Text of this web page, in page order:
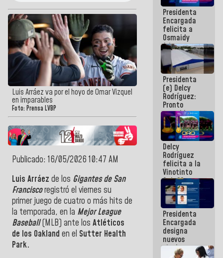
Luis Arráez va por el hoyo de Omar Vizquel
en imparables
Foto: Prensa LVBP
Publicado: 16/05/2026 10:47 AM
Luis Arráez de los Gigantes de San
Franciscoregistró el viernes su
primer juego de cuatro o más hits de
la temporada, en la Mejor League
Baseball(MLB) ante los Atléticos
de los Oakland en el Sutter Health
Park.
Presidenta
Encargada
felicita a
Osmaidy
Arias y
Giraly
Marcano por
hacer
historia en
los
Centroamericanos
Presidenta
(e) Delcy
Rodríguez:
Pronto
restableceremos
las
operaciones
en el
Aeropuerto
Internacional
de
Maiquetía
Delcy
Rodríguez
felicita a la
Vinotinto
Sub 20
campeona
frente
México Sub
23 en los
Centroamericanos
Presidenta
Encargada
designa
nuevos
titulares en